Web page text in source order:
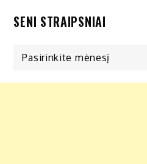
SENI STRAIPSNIAI